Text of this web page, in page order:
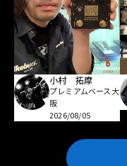
小村 拓摩
プレミアムベース大
阪
2026/08/05